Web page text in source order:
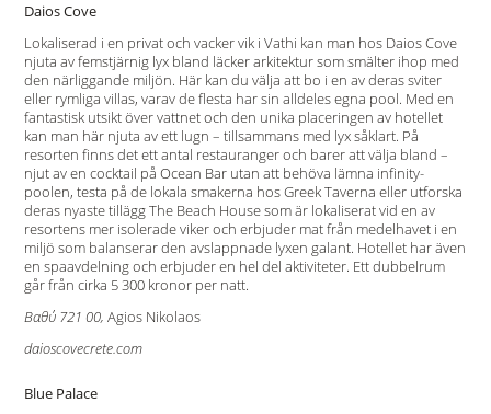
Daios Cove
Lokaliserad i en privat och vacker vik i Vathi kan man hos Daios Cove
njuta av femstjärnig lyx bland läcker arkitektur som smälter ihop med
den närliggande miljön. Här kan du välja att bo i en av deras sviter
eller rymliga villas, varav de flesta har sin alldeles egna pool. Med en
fantastisk utsikt över vattnet och den unika placeringen av hotellet
kan man här njuta av ett lugn – tillsammans med lyx såklart. På
resorten finns det ett antal restauranger och barer att välja bland –
njut av en cocktail på Ocean Bar utan att behöva lämna infinity-
poolen, testa på de lokala smakerna hos Greek Taverna eller utforska
deras nyaste tillägg The Beach House som är lokaliserat vid en av
resortens mer isolerade viker och erbjuder mat från medelhavet i en
miljö som balanserar den avslappnade lyxen galant. Hotellet har även
en spaavdelning och erbjuder en hel del aktiviteter. Ett dubbelrum
går från cirka 5 300 kronor per natt.
Βαθύ 721 00, Agios Nikolaos
daioscovecrete.com
Blue Palace